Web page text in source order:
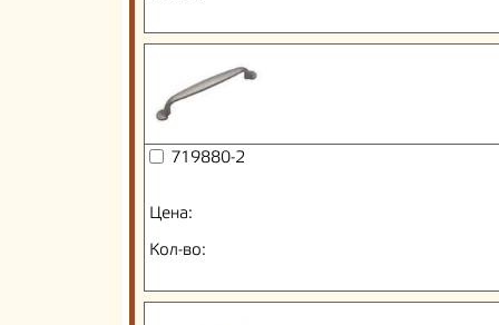
719880-2
Цена:
Кол-во: